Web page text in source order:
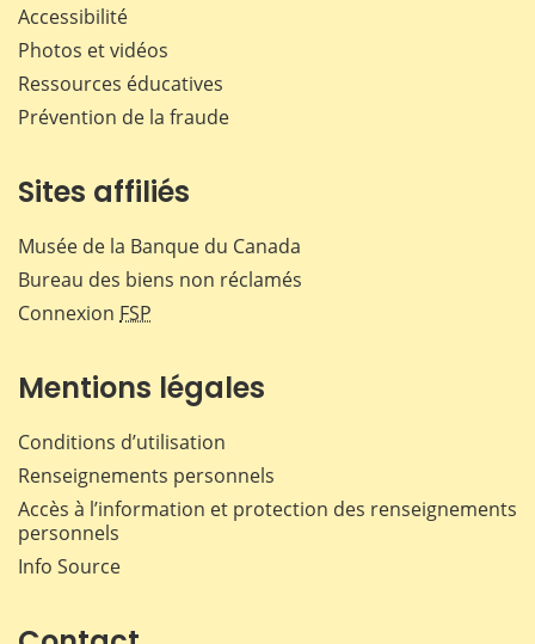
Accessibilité
Photos et vidéos
Ressources éducatives
Prévention de la fraude
Sites affiliés
Musée de la Banque du Canada
Bureau des biens non réclamés
Connexion FSP
Mentions légales
Conditions d’utilisation
Renseignements personnels
Accès à l’information et protection des renseignements
personnels
Info Source